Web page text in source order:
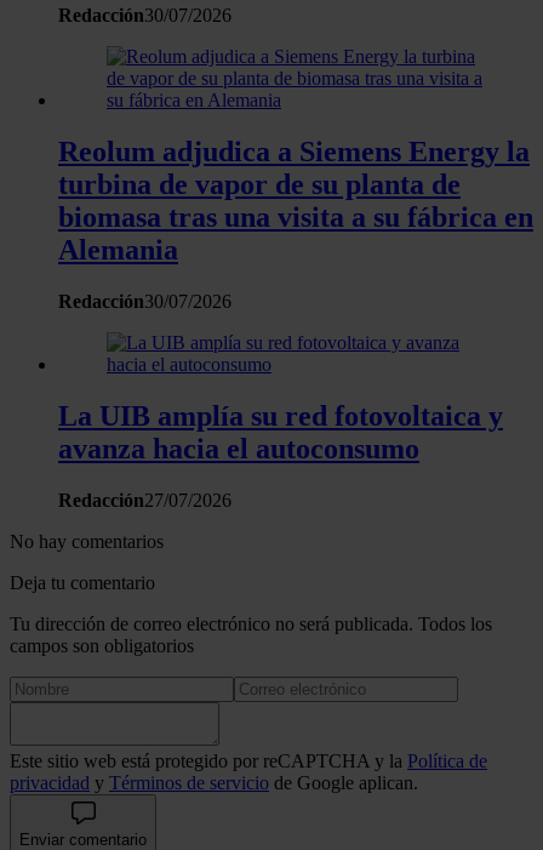
recopilado a partir del uso que haya hecho de sus servicios.
Redacción30/07/2026
Reolum adjudica a Siemens Energy la
turbina de vapor de su planta de
biomasa tras una visita a su fábrica en
Alemania
Redacción30/07/2026
La UIB amplía su red fotovoltaica y
avanza hacia el autoconsumo
Redacción27/07/2026
No hay comentarios
Deja tu comentario
Tu dirección de correo electrónico no será publicada. Todos los
campos son obligatorios
Este sitio web está protegido por reCAPTCHA y la Política de
privacidad y Términos de servicio de Google aplican.
Enviar comentario